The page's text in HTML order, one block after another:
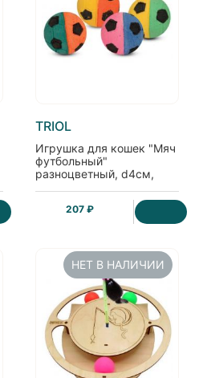
TRIOL
Игрушка для кошек "Мяч
футбольный"
разноцветный, d4см,
207 ₽
НЕТ В НАЛИЧИИ